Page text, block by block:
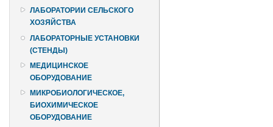
ЛАБОРАТОРИИ СЕЛЬСКОГО
ХОЗЯЙСТВА
ЛАБОРАТОРНЫЕ УСТАНОВКИ
(СТЕНДЫ)
МЕДИЦИНСКОЕ
ОБОРУДОВАНИЕ
МИКРОБИОЛОГИЧЕСКОЕ,
БИОХИМИЧЕСКОЕ
ОБОРУДОВАНИЕ